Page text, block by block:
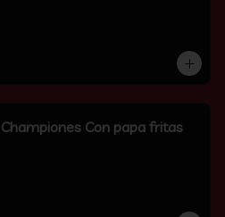
Championes Con papa fritas